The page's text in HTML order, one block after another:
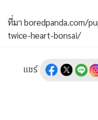
ที่มา boredpanda.com/
twice-heart-bonsai/
แชร์